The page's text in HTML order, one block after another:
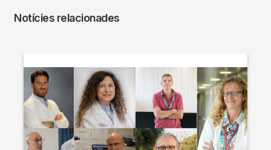
Notícies relacionades